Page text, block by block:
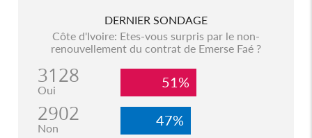
DERNIER SONDAGE
Côte d'Ivoire: Etes-vous surpris par le non-
renouvellement du contrat de Emerse Faé ?
3128
Oui 51%
2902
Non 47%